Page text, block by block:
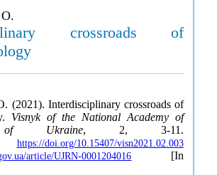
crossroads of
(2021). Interdisciplinary crossroads of
Visnyk of the National Academy of
of Ukraine, 2, 3-11.
https://doi.org/10.15407/visn2021.02.003
article/UJRN-0001204016 [In